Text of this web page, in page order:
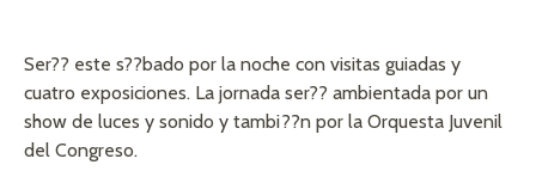
Ser?? este s??bado por la noche con visitas guiadas y
cuatro exposiciones. La jornada ser?? ambientada por un
show de luces y sonido y tambi??n por la Orquesta Juvenil
del Congreso.